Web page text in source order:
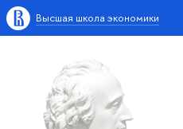
Высшая школа экономики